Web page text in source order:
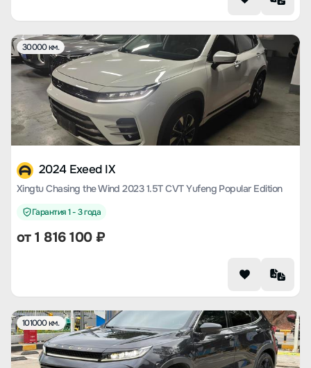
30000 км.
2024 Exeed IX
Xingtu Chasing the Wind 2023 1.5T CVT Yufeng Popular Edition
Гарантия 1 - 3 года
от1 816 100₽
101000 км.